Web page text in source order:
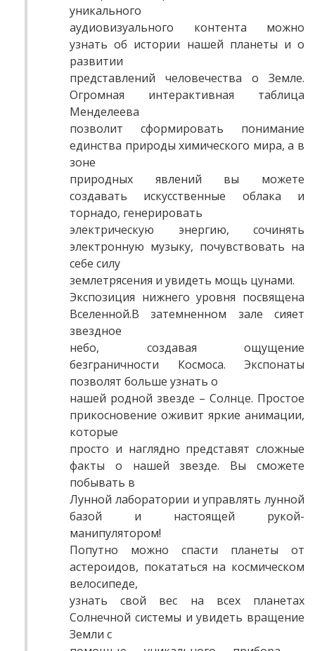
уникального
аудиовизуального контента можно
узнать об истории нашей планеты и о
развитии
представлений человечества о Земле.
Огромная интерактивная таблица
Менделеева
позволит сформировать понимание
единства природы химического мира, а в
зоне
природных явлений вы можете
создавать искусственные облака и
торнадо, генерировать
электрическую энергию, сочинять
электронную музыку, почувствовать на
себе силу
землетрясения и увидеть мощь цунами.
Экспозиция нижнего уровня посвящена
Вселенной.В затемненном зале сияет
звездное
небо, создавая ощущение
безграничности Космоса. Экспонаты
позволят больше узнать о
нашей родной звезде – Солнце. Простое
прикосновение оживит яркие анимации,
которые
просто и наглядно представят сложные
факты о нашей звезде. Вы сможете
побывать в
Лунной лаборатории и управлять лунной
базой и настоящей рукой-
манипулятором!
Попутно можно спасти планеты от
астероидов, покататься на космическом
велосипеде,
узнать свой вес на всех планетах
Солнечной системы и увидеть вращение
Земли с